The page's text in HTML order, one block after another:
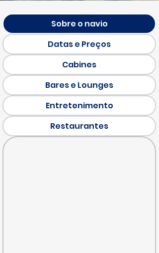
Sobre o navio
Datas e Preços
Cabines
Bares e Lounges
Entretenimento
Restaurantes